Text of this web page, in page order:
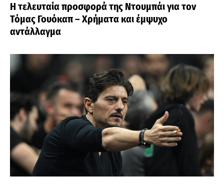
Η τελευταία προσφορά της Ντουμπάι για τον
Τόμας Γουόκαπ – Χρήματα και έμψυχο
αντάλλαγμα